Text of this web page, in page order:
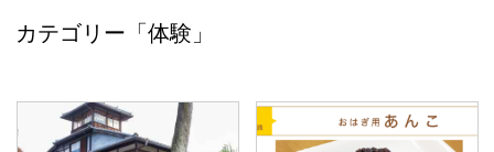
カテゴリー「体験」